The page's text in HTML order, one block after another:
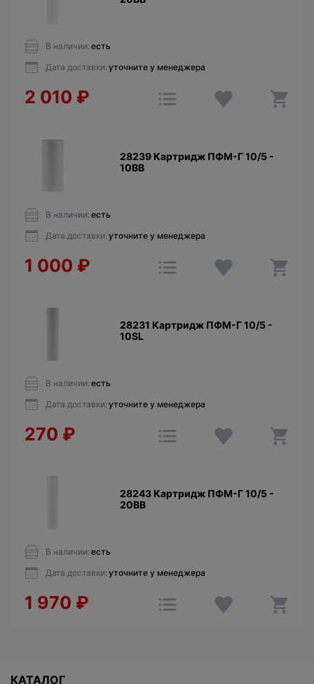
В наличии: есть
Дата доставки: уточните у менеджера
2 010 ₽
28239 Картридж ПФМ-Г 10/5 -
10BB
В наличии: есть
Дата доставки: уточните у менеджера
1 000 ₽
28231 Картридж ПФМ-Г 10/5 -
10SL
В наличии: есть
Дата доставки: уточните у менеджера
270 ₽
28243 Картридж ПФМ-Г 10/5 -
20BB
В наличии: есть
Дата доставки: уточните у менеджера
1 970 ₽
КАТАЛОГ